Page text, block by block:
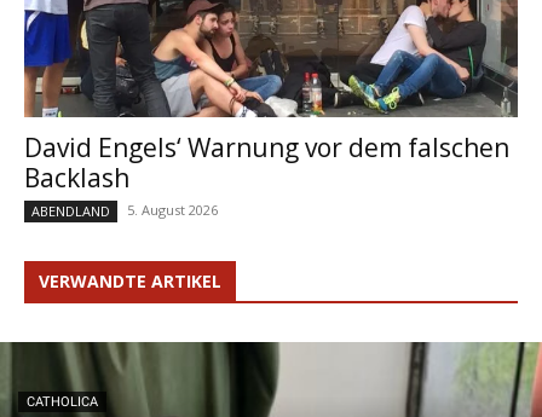
David Engels‘ Warnung vor dem falschen
Backlash
ABENDLAND 5. August 2026
VERWANDTE ARTIKEL
CATHOLICA